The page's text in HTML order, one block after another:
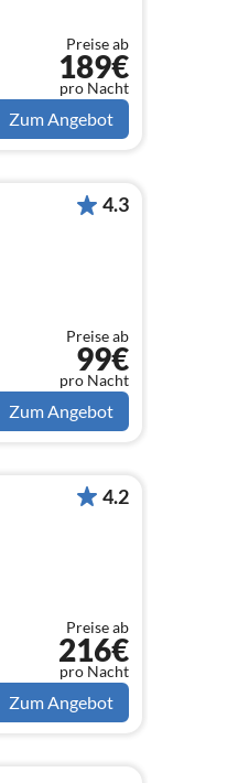
Preise ab
189€
pro Nacht
Zum Angebot
4.3
Preise ab
99€
pro Nacht
Zum Angebot
4.2
Preise ab
216€
pro Nacht
Zum Angebot